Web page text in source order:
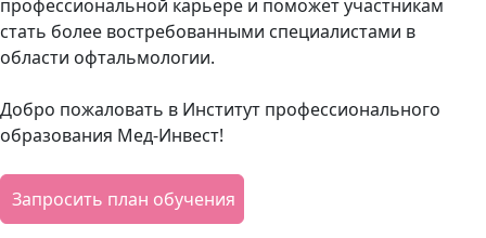
профессиональной карьере и поможет участникам
стать более востребованными специалистами в
области офтальмологии.
Добро пожаловать в Институт профессионального
образования Мед-Инвест!
Запросить план обучения